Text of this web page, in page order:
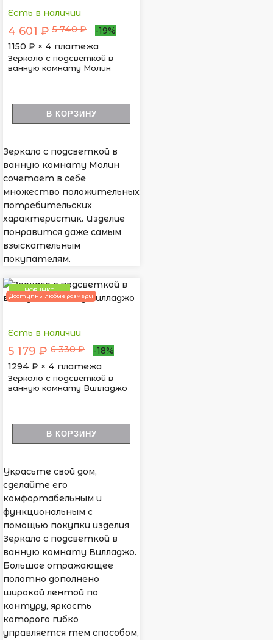
Есть в наличии
4 601 ₽ 5 740 ₽
-19%
1150 ₽ × 4 платежа
Зеркало с подсветкой в
ванную комнату Молин
В КОРЗИНУ
Зеркало с подсветкой в
ванную комнату Молин
сочетает в себе
множество положительных
потребительских
характеристик. Изделие
понравится даже самым
взыскательным
покупателям.
НОВИНКА
Доступны любые размеры
Есть в наличии
5 179 ₽ 6 330 ₽
-18%
1294 ₽ × 4 платежа
Зеркало с подсветкой в
ванную комнату Вилладжо
В КОРЗИНУ
Украсьте свой дом,
сделайте его
комфортабельным и
функциональным с
помощью покупки изделия
Зеркало с подсветкой в
ванную комнату Вилладжо.
Большое отражающее
полотно дополнено
широкой лентой по
контуру, яркость
которого гибко
управляется тем способом,